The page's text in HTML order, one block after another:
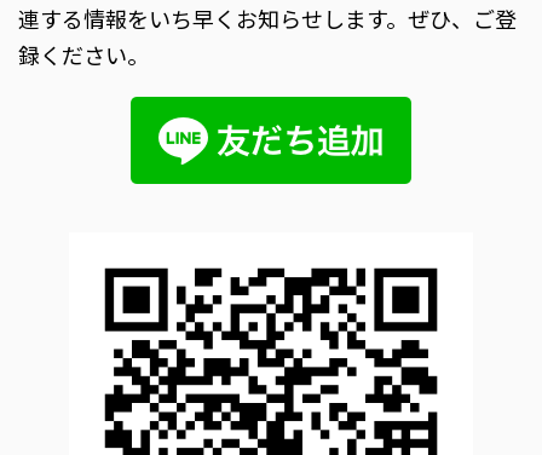
連する情報をいち早くお知らせします。ぜひ、ご登
録ください。